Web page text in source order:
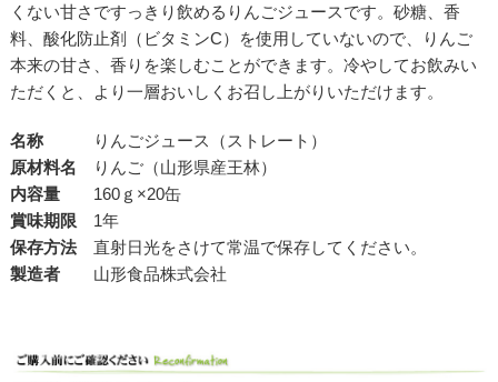
くない甘さですっきり飲めるりんごジュースです。砂糖、香
料、酸化防止剤（ビタミンC）を使用していないので、りんご
本来の甘さ、香りを楽しむことができます。冷やしてお飲みい
ただくと、より一層おいしくお召し上がりいただけます。
名称りんごジュース（ストレート）
原材料名 りんご（山形県産王林）
内容量160ｇ×20缶
賞味期限 1年
保存方法直射日光をさけて常温で保存してください。
製造者山形食品株式会社